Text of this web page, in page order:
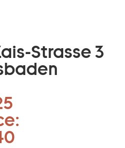
Strasse 3